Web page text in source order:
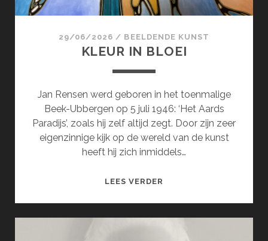
29/06/2026 / BEELDENDE KUNST
KLEUR IN BLOEI
Jan Rensen werd geboren in het toenmalige
Beek-Ubbergen op 5 juli 1946: ‘Het Aards
Paradijs’, zoals hij zelf altijd zegt. Door zijn zeer
eigenzinnige kijk op de wereld van de kunst
heeft hij zich inmiddels…
LEES VERDER